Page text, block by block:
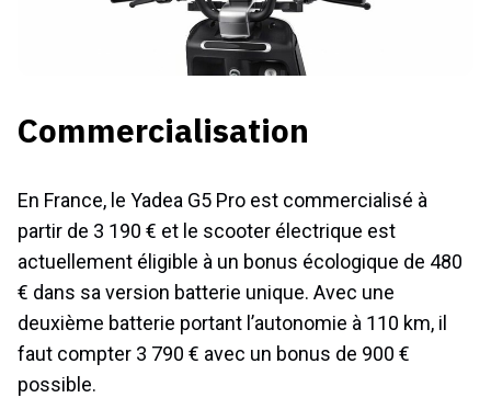
Commercialisation
En France, le Yadea G5 Pro est commercialisé à
partir de 3 190 € et le scooter électrique est
actuellement éligible à un bonus écologique de 480
€ dans sa version batterie unique. Avec une
deuxième batterie portant l’autonomie à 110 km, il
faut compter 3 790 € avec un bonus de 900 €
possible.